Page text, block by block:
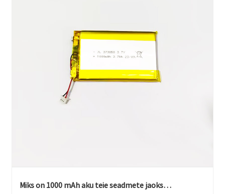
Miks on 1000 mAh aku teie seadmete jaoks